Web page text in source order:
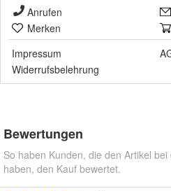
Anrufen
Merken
Impressum
Widerrufsbelehrung
Bewertungen
So haben Kunden, die den Artikel
haben, den Kauf bewertet.